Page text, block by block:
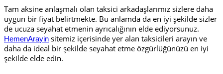
Tam aksine anlaşmalı olan taksici arkadaşlarımız sizlere daha
uygun bir fiyat belirtmekte. Bu anlamda da en iyi şekilde sizler
de ucuza seyahat etmenin ayrıcalığının elde ediyorsunuz.
HemenArayin sitemiz içerisinde yer alan taksicileri arayın ve
daha da ideal bir şekilde seyahat etme özgürlüğünüzü en iyi
şekilde elde edin.